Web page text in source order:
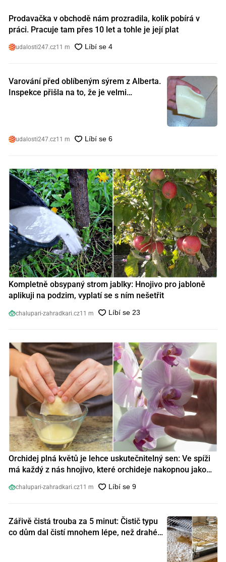
Prodavačka v obchodě nám prozradila, kolik pobírá v
práci. Pracuje tam přes 10 let a tohle je její plat
udalosti247.cz11 m
Varování před oblíbeným sýrem z Alberta.
Inspekce přišla na to, že je velmi
udalosti247.cz11 m
Kompletně obsypaný strom jablky: Hnojivo pro jabloně
aplikuji na podzim, vyplatí se s ním nešetřit
chalupari-zahradkari.cz11 m
Orchidej plná květů je lehce uskutečnitelný sen: Ve spíži
má každý z nás hnojivo, které orchideje nakopnou jako
chalupari-zahradkari.cz11 m
Zářivě čistá trouba za 5 minut: Čistič typu
co dům dal čistí mnohem lépe, než drahé